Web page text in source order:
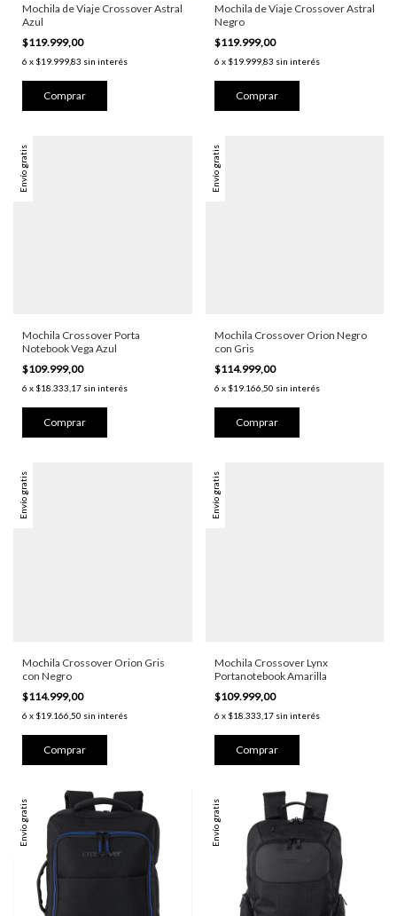
Mochila de Viaje Crossover Astral
Azul
$119.999,00
6 x $19.999,83 sin interés
Mochila de Viaje Crossover Astral
Negro
$119.999,00
6 x $19.999,83 sin interés
Envío gratis
Mochila Crossover Porta
Notebook Vega Azul
$109.999,00
6 x $18.333,17 sin interés
Envío gratis
Mochila Crossover Orion Negro
con Gris
$114.999,00
6 x $19.166,50 sin interés
Envío gratis
Mochila Crossover Orion Gris
con Negro
$114.999,00
6 x $19.166,50 sin interés
Envío gratis
Mochila Crossover Lynx
Portanotebook Amarilla
$109.999,00
6 x $18.333,17 sin interés
Envío gratis Envío gratis